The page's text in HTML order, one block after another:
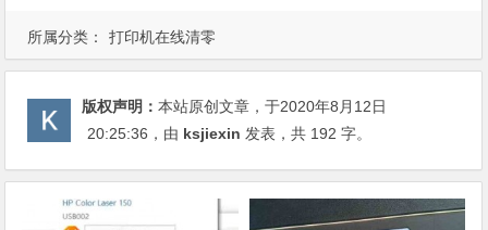
所属分类： 打印机在线清零
版权声明：本站原创文章，于2020年8月12日
20:25:36 ，由 ksjiexin 发表，共 192 字。